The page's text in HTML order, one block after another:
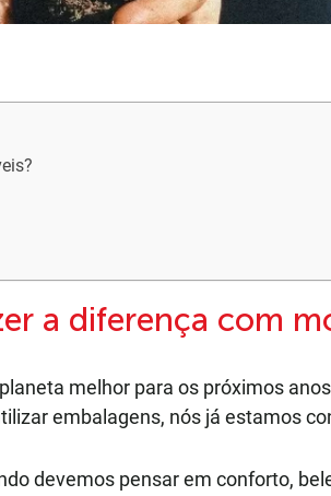
a diferença com
melhor para os próximos
embalagens, nós já estamos
devemos pensar em conforto,